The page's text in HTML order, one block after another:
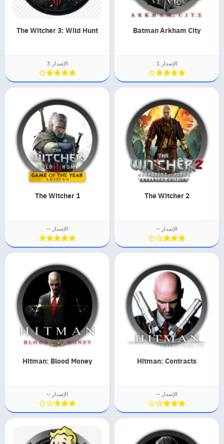
Batman Arkham City
الإصدار 1
The Witcher 3: Wild Hunt
الإصدار 3
The Witcher 2
الإصدار --
The Witcher 1
الإصدار --
Hitman: Contracts
الإصدار --
Hitman: Blood Money
الإصدار --